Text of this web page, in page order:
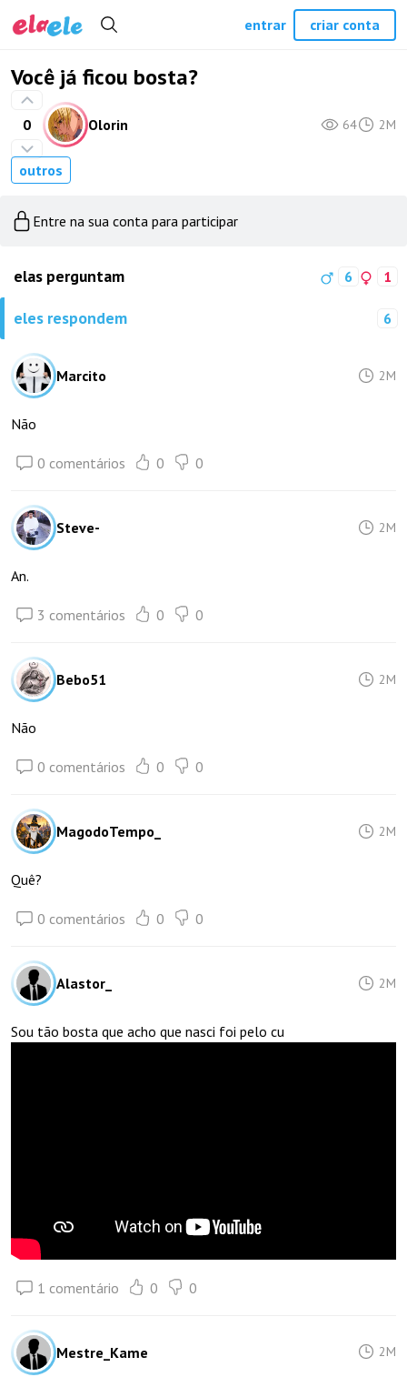
Você já ficou bosta?
0 Olorin 64 2M
outros
Entre na sua conta para participar
elas perguntam 6 1
eles respondem 6
Marcito 2M
Não
0 comentários 0 0
Steve- 2M
An.
3 comentários 0 0
Bebo51 2M
Não
0 comentários 0 0
MagodoTempo_ 2M
Quê?
0 comentários 0 0
Alastor_ 2M
Sou tão bosta que acho que nasci foi pelo cu
1 comentário 0 0
Mestre_Kame 2M
entrar criar conta